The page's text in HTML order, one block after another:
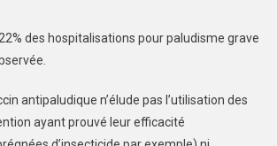
des hospitalisations pour paludisme grave
antipaludique n’élude pas l’utilisation des
ayant prouvé leur efficacité